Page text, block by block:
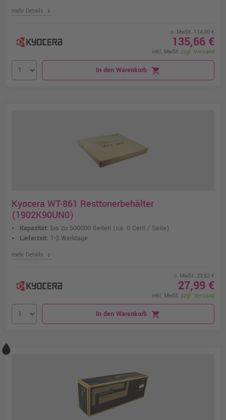
mehr Details chevron_right
o. MwSt. 114,00 €
135,66 €
inkl. MwSt. zzgl. Versand
In den Warenkorb shopping_cart
Kyocera WT-861 Resttonerbehälter
(1902K90UN0)
Kapazität: bis zu 500000 Seiten (ca. 0 Cent / Seite)
Lieferzeit: 1-3 Werktage
mehr Details chevron_right
o. MwSt. 23,52 €
27,99 €
inkl. MwSt. zzgl. Versand
In den Warenkorb shopping_cart